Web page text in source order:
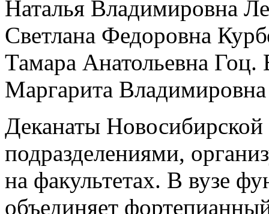
Наталья Владимировна
Светлана Федоровна
Тамара Анатольевна Гоц.
Маргарита
Деканаты Новосибирской
подразделениями,
на факультетах. В вузе
объединяет